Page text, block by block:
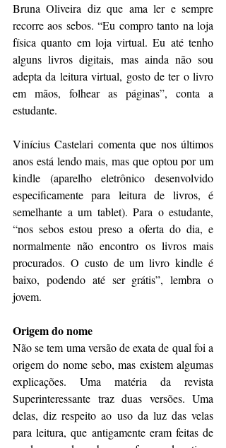
Bruna Oliveira diz que ama ler e sempre
recorre aos sebos. “Eu compro tanto na loja
física quanto em loja virtual. Eu até tenho
alguns livros digitais, mas ainda não sou
adepta da leitura virtual, gosto de ter o livro
em mãos, folhear as páginas”, conta a
estudante.
Vinícius Castelari comenta que nos últimos
anos está lendo mais, mas que optou por um
kindle (aparelho eletrônico desenvolvido
especificamente para leitura de livros, é
semelhante a um tablet). Para o estudante,
“nos sebos estou preso a oferta do dia, e
normalmente não encontro os livros mais
procurados. O custo de um livro kindle é
baixo, podendo até ser grátis”, lembra o
jovem.
Origem do nome
Não se tem uma versão de exata de qual foi a
origem do nome sebo, mas existem algumas
explicações. Uma matéria da revista
Superinteressante traz duas versões. Uma
delas, diz respeito ao uso da luz das velas
para leitura, que antigamente eram feitas de